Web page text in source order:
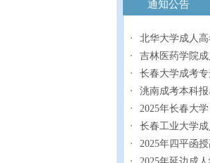
吉林农业大学
通知公告
北华大学成人
吉林医药学院
长春大学成考专
洮南成考本科
2025年长春大
长春工业大学
2025年四平函